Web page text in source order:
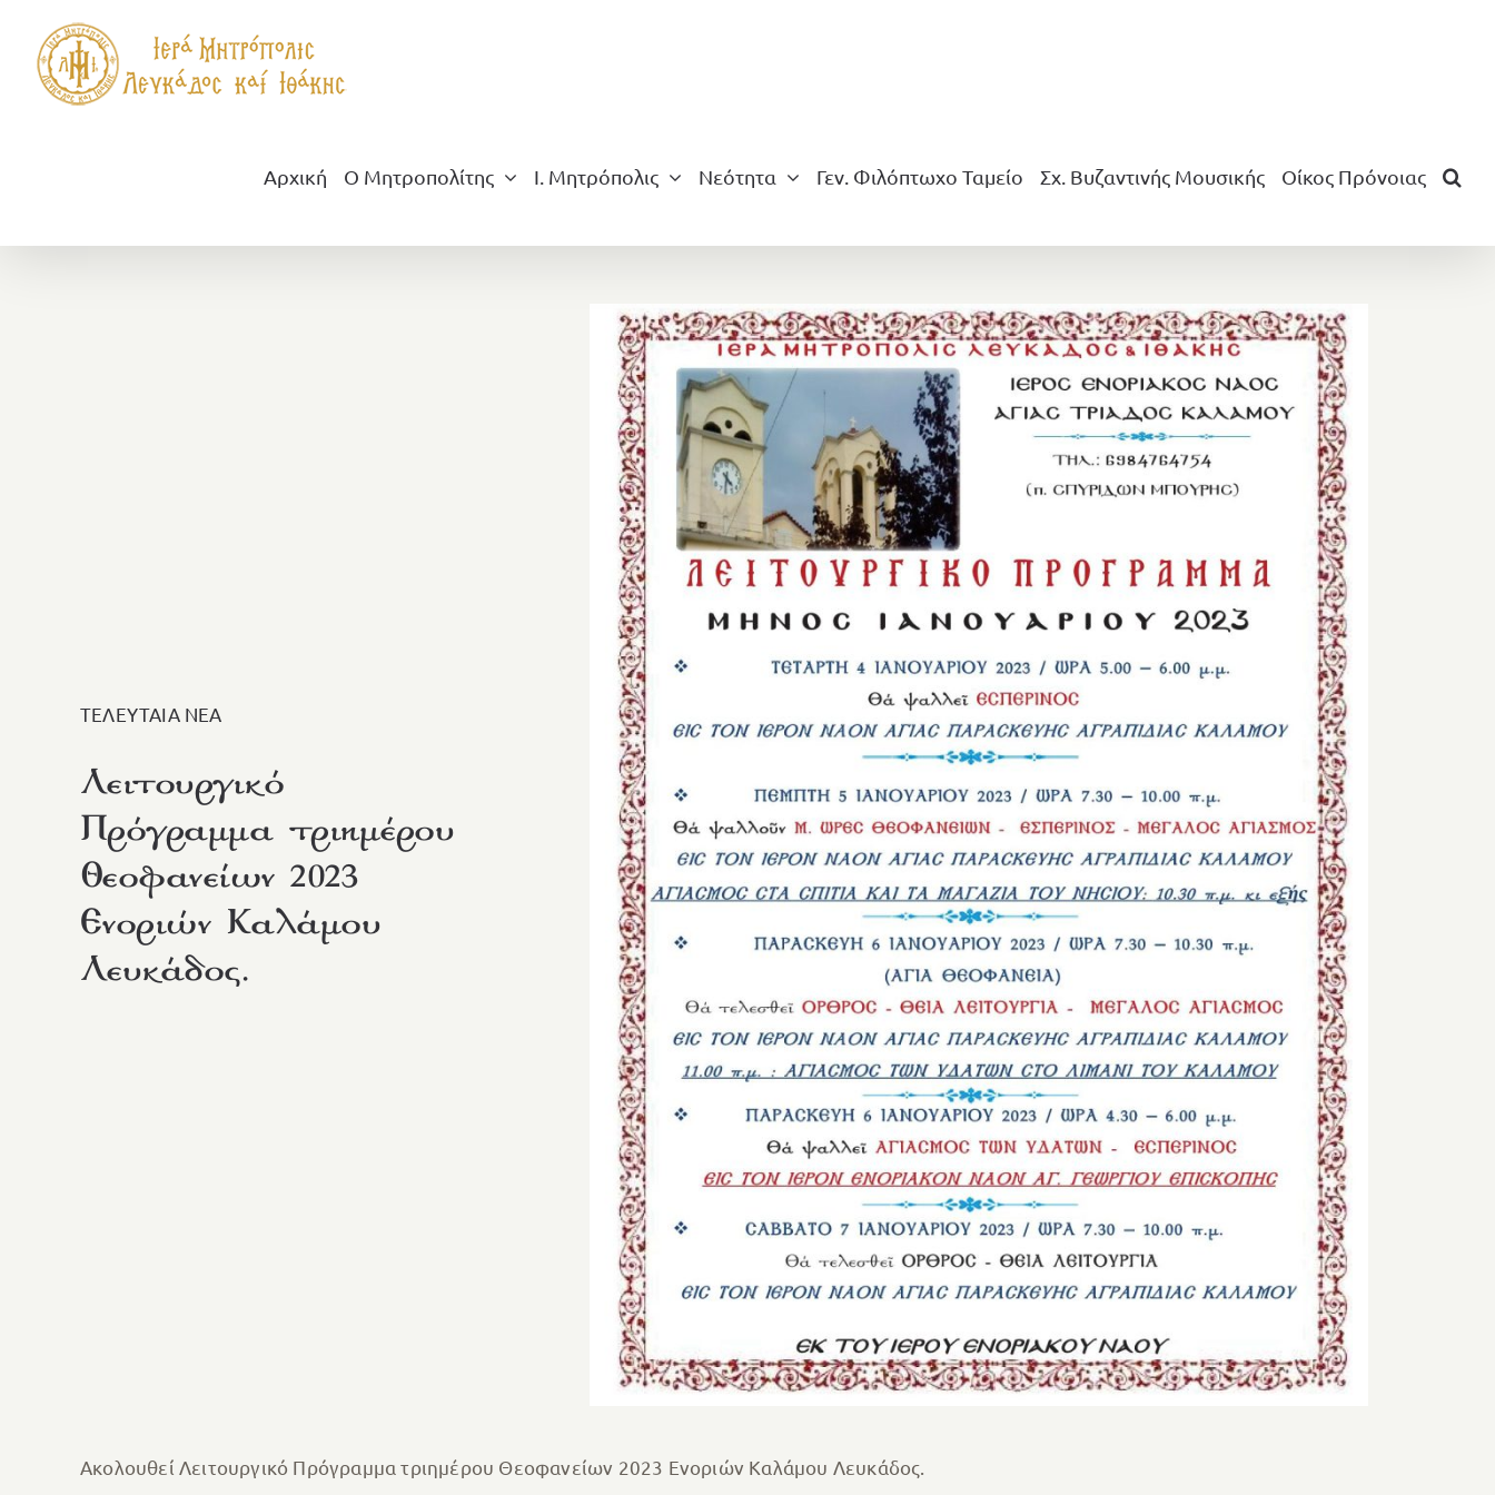
περιεχόμενο
Αρχική Ο Μητροπολίτης Ι. Μητρόπολις Νεότητα Γεν. Φιλόπτωχο Ταμείο Σχ. Βυζαντινής Μουσικής Οίκος Πρόνοιας
ΤΕΛΕΥΤΑΙΑ ΝΕΑ
Λειτουργικό
Πρόγραμμα τριημέρου
Θεοφανείων 2023
Ενοριών Καλάμου
Λευκάδος.
Ακολουθεί Λειτουργικό Πρόγραμμα τριημέρου Θεοφανείων 2023 Ενοριών Καλάμου Λευκάδος.